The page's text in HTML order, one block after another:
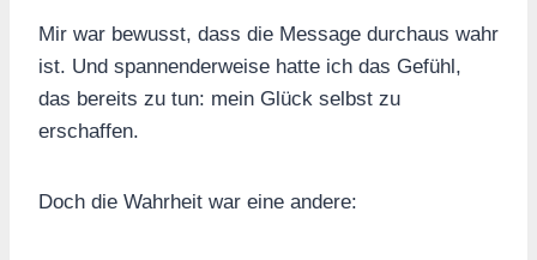
Mir war bewusst, dass die Message durchaus wahr
ist. Und spannenderweise hatte ich das Gefühl,
das bereits zu tun: mein Glück selbst zu
erschaffen.
Doch die Wahrheit war eine andere: